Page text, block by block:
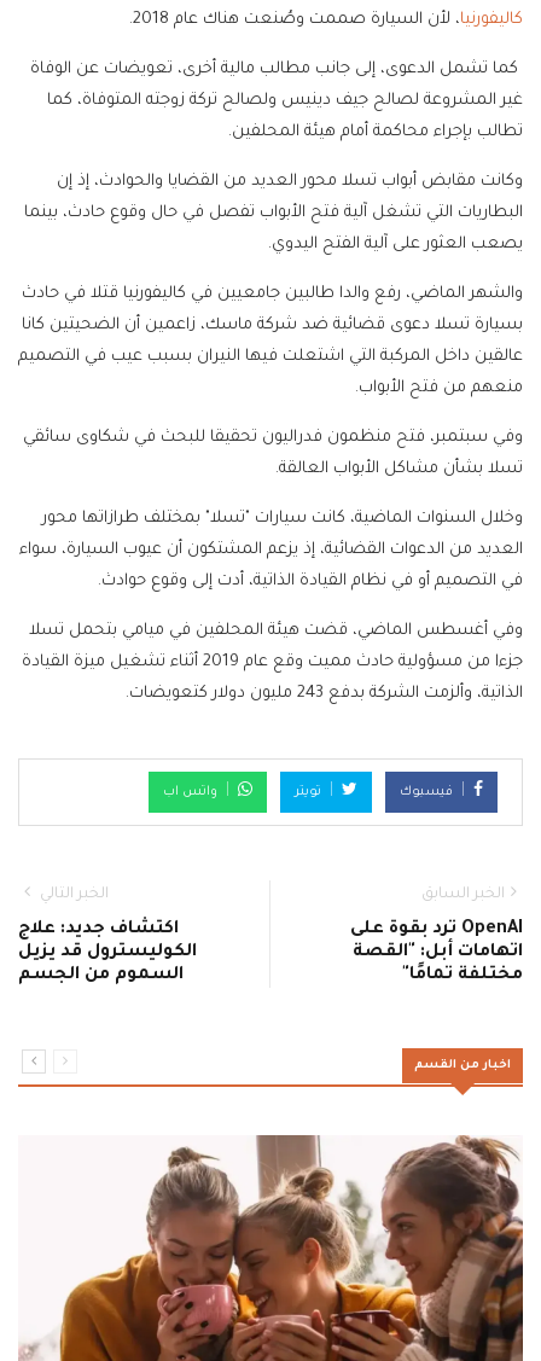
كاليفورنيا، لأن السيارة صممت وصُنعت هناك عام 2018.
كما تشمل الدعوى، إلى جانب مطالب مالية أخرى، تعويضات عن الوفاة
غير المشروعة لصالح جيف دينيس ولصالح تركة زوجته المتوفاة، كما
تطالب بإجراء محاكمة أمام هيئة المحلفين.
وكانت مقابض أبواب تسلا محور العديد من القضايا والحوادث، إذ إن
البطاريات التي تشغل آلية فتح الأبواب تفصل في حال وقوع حادث، بينما
يصعب العثور على آلية الفتح اليدوي.
والشهر الماضي، رفع والدا طالبين جامعيين في كاليفورنيا قتلا في حادث
بسيارة تسلا دعوى قضائية ضد شركة ماسك، زاعمين أن الضحيتين كانا
عالقين داخل المركبة التي اشتعلت فيها النيران بسبب عيب في التصميم
منعهم من فتح الأبواب.
وفي سبتمبر، فتح منظمون فدراليون تحقيقا للبحث في شكاوى سائقي
تسلا بشأن مشاكل الأبواب العالقة.
وخلال السنوات الماضية، كانت سيارات "تسلا" بمختلف طرازاتها محور
العديد من الدعوات القضائية، إذ يزعم المشتكون أن عيوب السيارة، سواء
في التصميم أو في نظام القيادة الذاتية، أدت إلى وقوع حوادث.
وفي أغسطس الماضي، قضت هيئة المحلفين في ميامي بتحمل تسلا
جزءا من مسؤولية حادث مميت وقع عام 2019 أثناء تشغيل ميزة القيادة
الذاتية، وألزمت الشركة بدفع 243 مليون دولار كتعويضات.
فيسبوك تويتر واتس اب
الخبر السابق
OpenAI ترد بقوة على
اتهامات أبل: "القصة
مختلفة تمامًا"
الخبر التالي
اكتشاف جديد: علاج
الكوليسترول قد يزيل
السموم من الجسم
اخبار من القسم